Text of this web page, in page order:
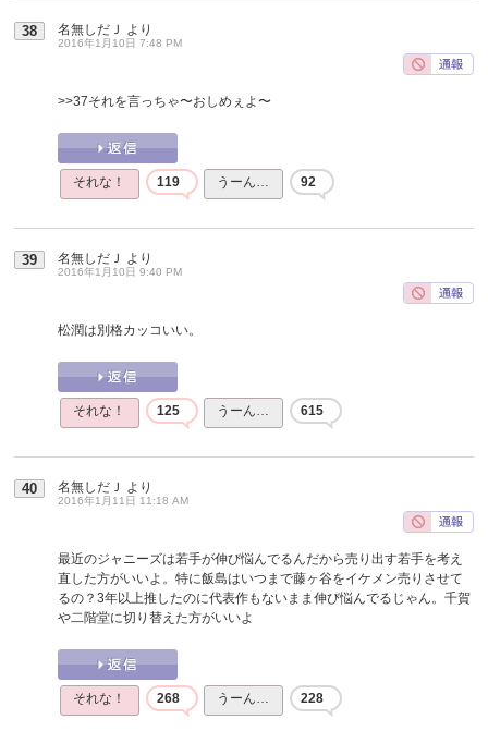
38 名無しだＪ より
2016年1月10日 7:48 PM
>>37それを言っちゃ〜おしめぇよ〜
それな！ 119 うーん… 92
39 名無しだＪ より
2016年1月10日 9:40 PM
松潤は別格カッコいい。
それな！ 125 うーん… 615
40 名無しだＪ より
2016年1月11日 11:18 AM
最近のジャニーズは若手が伸び悩んでるんだから売り出す若手を考え
直した方がいいよ。特に飯島はいつまで藤ヶ谷をイケメン売りさせて
るの？3年以上推したのに代表作もないまま伸び悩んでるじゃん。千賀
や二階堂に切り替えた方がいいよ
それな！ 268 うーん… 228